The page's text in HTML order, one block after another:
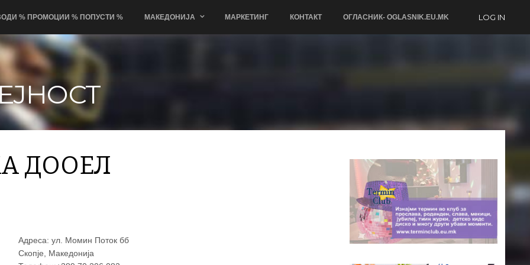
LOG IN
% ПРОМОЦИИ % ПОПУСТИ % МАКЕДОНИЈА МАРКЕТИНГ КОНТАКТ ОГЛАСНИК- OGLASNIK.EU.MK
ДООЕЛ
Адреса: ул. Момин Поток бб
Скопје, Македонија